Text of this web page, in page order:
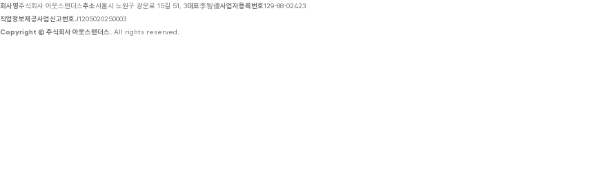
회사명주식회사 아웃스탠더스주소서울시 노원구 광운로 15길 51, 3대표李智優사업자등록번호129-88-02423
직업정보제공사업신고번호J1205020250003
Copyright © 주식회사 아웃스탠더스. All rights reserved.